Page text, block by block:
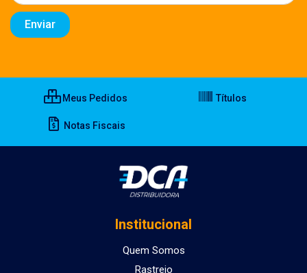
Meus Pedidos Títulos
Notas Fiscais
Institucional
Quem Somos
Rastreio